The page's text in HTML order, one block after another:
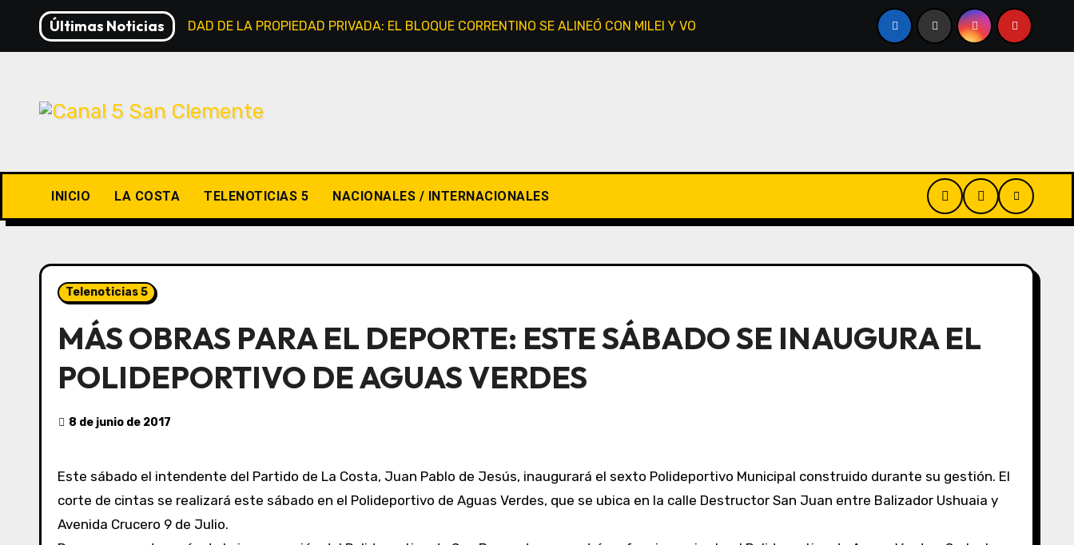
contenido
Últimas Noticias
LEY DE INVIOLABILIDAD DE LA PROPIEDAD PRIVADA: EL BLOQUE CORRENTINO SE ALINEÓ CON MILEI Y VOTÓ A FAVOR ALEJANDRA VIGO AFIRMÓ QUE EL
INICIO LA COSTA TELENOTICIAS 5 NACIONALES / INTERNACIONALES
Telenoticias 5
MÁS OBRAS PARA EL DEPORTE: ESTE SÁBADO SE INAUGURA EL
POLIDEPORTIVO DE AGUAS VERDES
8 de junio de 2017
Este sábado el intendente del Partido de La Costa, Juan Pablo de Jesús, inaugurará el sexto Polideportivo Municipal construido durante su gestión. El
corte de cintas se realizará este sábado en el Polideportivo de Aguas Verdes, que se ubica en la calle Destructor San Juan entre Balizador Ushuaia y
Avenida Crucero 9 de Julio.